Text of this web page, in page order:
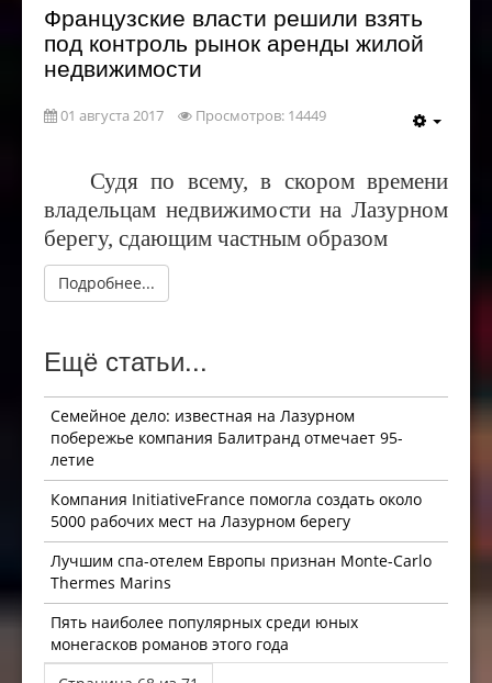
Французские власти решили взять
под контроль рынок аренды жилой
недвижимости
01 августа 2017 Просмотров: 14449
Судя по всему, в скором времени
владельцам недвижимости на Лазурном
берегу, сдающим частным образом
Подробнее...
Ещё статьи...
Семейное дело: известная на Лазурном
побережье компания Балитранд отмечает 95-
летие
Компания InitiativeFrance помогла создать около
5000 рабочих мест на Лазурном берегу
Лучшим спа-отелем Европы признан Monte-Carlo
Thermes Marins
Пять наиболее популярных среди юных
монегасков романов этого года